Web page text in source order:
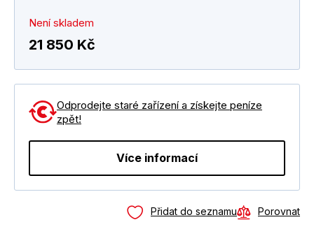
Není skladem
21 850 Kč
Odprodejte staré zařízení a získejte peníze
zpět!
Více informací
Přidat do seznamu Porovnat